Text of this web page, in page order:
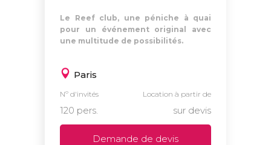
Le Reef club, une péniche à quai
pour un événement original avec
une multitude de possibilités.
Paris
Nº d'invités
120 pers.
Location à partir de
sur devis
Demande de devis